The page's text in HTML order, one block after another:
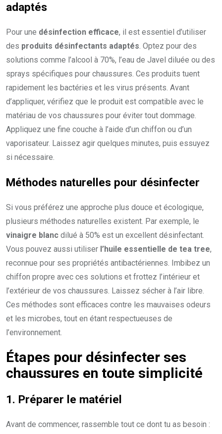
adaptés
Pour une désinfection efficace, il est essentiel d’utiliser
des produits désinfectants adaptés. Optez pour des
solutions comme l’alcool à 70%, l’eau de Javel diluée ou des
sprays spécifiques pour chaussures. Ces produits tuent
rapidement les bactéries et les virus présents. Avant
d’appliquer, vérifiez que le produit est compatible avec le
matériau de vos chaussures pour éviter tout dommage.
Appliquez une fine couche à l’aide d’un chiffon ou d’un
vaporisateur. Laissez agir quelques minutes, puis essuyez
si nécessaire.
Méthodes naturelles pour désinfecter
Si vous préférez une approche plus douce et écologique,
plusieurs méthodes naturelles existent. Par exemple, le
vinaigre blanc dilué à 50% est un excellent désinfectant.
Vous pouvez aussi utiliser l’huile essentielle de tea tree,
reconnue pour ses propriétés antibactériennes. Imbibez un
chiffon propre avec ces solutions et frottez l’intérieur et
l’extérieur de vos chaussures. Laissez sécher à l’air libre.
Ces méthodes sont efficaces contre les mauvaises odeurs
et les microbes, tout en étant respectueuses de
l’environnement.
Étapes pour désinfecter ses
chaussures en toute simplicité
1. Préparer le matériel
Avant de commencer, rassemble tout ce dont tu as besoin :